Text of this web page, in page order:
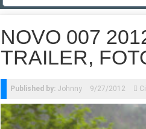
NOVO 007
TRAILER,
Published by: Johnny 9/27/2012